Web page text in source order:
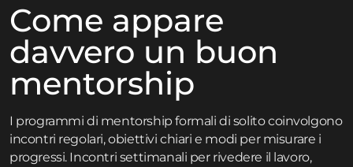
Come appare
davvero un buon
mentorship
I programmi di mentorship formali di solito coinvolgono
incontri regolari, obiettivi chiari e modi per misurare i
progressi. Incontri settimanali per rivedere il lavoro,